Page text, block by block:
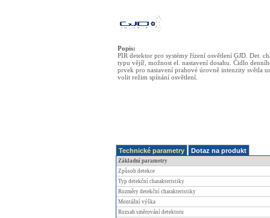
Popis:
PIR detektor pro systémy řízení osvětlení GJD. Det.
typu vějíř, možnost el. nastavení dosahu. Čidlo
prvek pro nastavení prahové úrovně intenzity světla
volit režim spínání osvětlení.
Technické parametry Dotaz na produkt
Základní parametry
Způsob detekce
Typ detekční charakteristiky
Rozměry detekční charakteristiky
Montážní výška
Rozsah směrování detektoru